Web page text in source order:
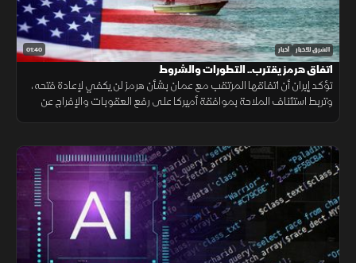
01:40 الشرق للأخبار أخبار
اتفاق هرمز يقترب.. التطورات والشروط
تؤكد إيران أن اتفاقها المرتقب مع عمان بشأن هرمز لن يكفي لإعادة فتحه،
وتربط استئناف الملاحة بموافقة أميركا على رفع العقوبات والإفراج عن